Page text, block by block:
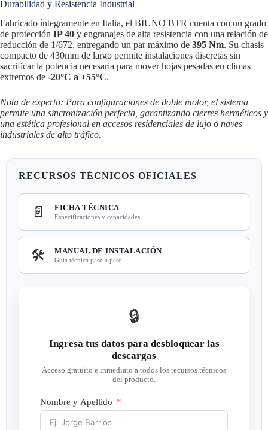
Durabilidad y Resistencia Industrial
Fabricado íntegramente en Italia, el BIUNO BTR cuenta con un grado
de protección IP 40 y engranajes de alta resistencia con una relación de
reducción de 1/672, entregando un par máximo de 395 Nm. Su chasis
compacto de 430mm de largo permite instalaciones discretas sin
sacrificar la potencia necesaria para mover hojas pesadas en climas
extremos de -20°C a +55°C.
Nota de experto: Para configuraciones de doble motor, el sistema
permite una sincronización perfecta, garantizando cierres herméticos y
una estética profesional en accesos residenciales de lujo o naves
industriales de alto tráfico.
RECURSOS TÉCNICOS OFICIALES
📄 FICHA TÉCNICA
Especificaciones y capacidades
🛠️ MANUAL DE INSTALACIÓN
Guía técnica paso a paso
🔒
Ingresa tus datos para desbloquear las
descargas
Acceso gratuito e inmediato a todos los recursos técnicos
del producto.
Nombre y Apellido